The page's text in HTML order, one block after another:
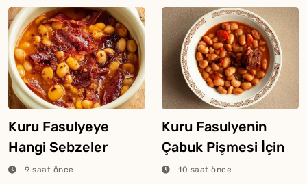
Kuru Fasulyeye
Hangi Sebzeler
Konur?
9 saat önce
Kuru Fasulyenin
Çabuk Pişmesi İçin
Püf Noktaları
10 saat önce